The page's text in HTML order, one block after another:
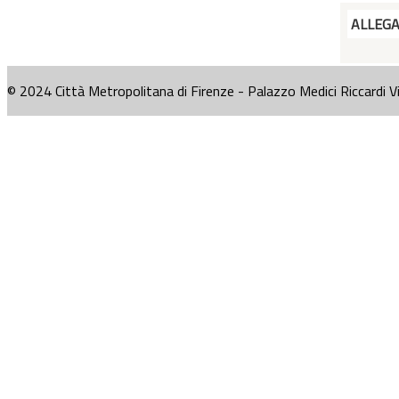
© 2024 Città Metropolitana di Firenze - Palazzo Medici Riccardi